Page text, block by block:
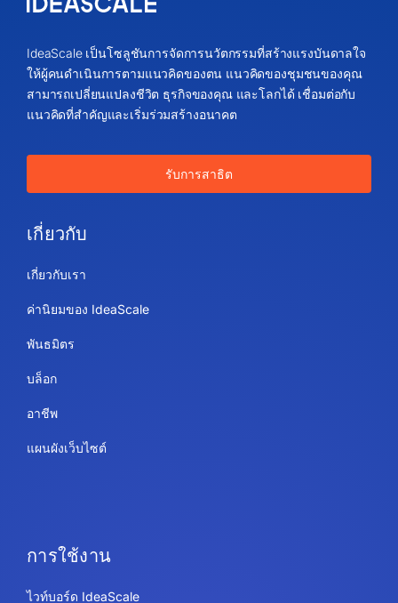
IdeaScale เป็นโซลูชันการจัดการนวัตกรรมที่สร้างแรงบันดาลใจ
ให้ผู้คนดำเนินการตามแนวคิดของตน แนวคิดของชุมชนของคุณ
สามารถเปลี่ยนแปลงชีวิต ธุรกิจของคุณ และโลกได้ เชื่อมต่อกับ
แนวคิดที่สำคัญและเริ่มร่วมสร้างอนาคต
รับการสาธิต
เกี่ยวกับ
เกี่ยวกับเรา
ค่านิยมของ IdeaScale
พันธมิตร
บล็อก
อาชีพ
แผนผังเว็บไซต์
การใช้งาน
ไวท์บอร์ด IdeaScale